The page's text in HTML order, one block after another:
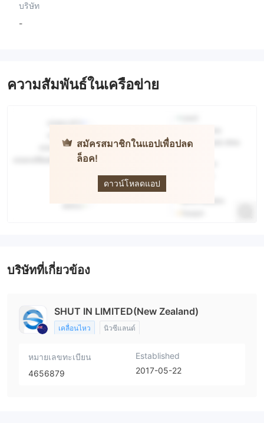
บริษัท
-
ความสัมพันธ์ในเครือข่าย
สมัครสมาชิกในแอปเพื่อปลด
ล็อค!
ดาวน์โหลดแอป
บริษัทที่เกี่ยวข้อง
SHUT IN LIMITED(New Zealand)
เคลื่อนไหว นิวซีแลนด์
หมายเลขทะเบียน
4656879
Established
2017-05-22